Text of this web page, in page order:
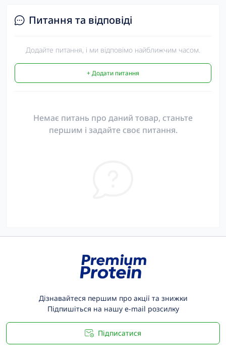
Питання та відповіді
Додайте питання, і ми відповімо найближчим часом.
+ Додати питання
Немає питань про даний товар, станьте
першим і задайте своє питання.
Дізнавайтеся першим про акції та знижки
Підпишіться на нашу e-mail розсилку
Підписатися